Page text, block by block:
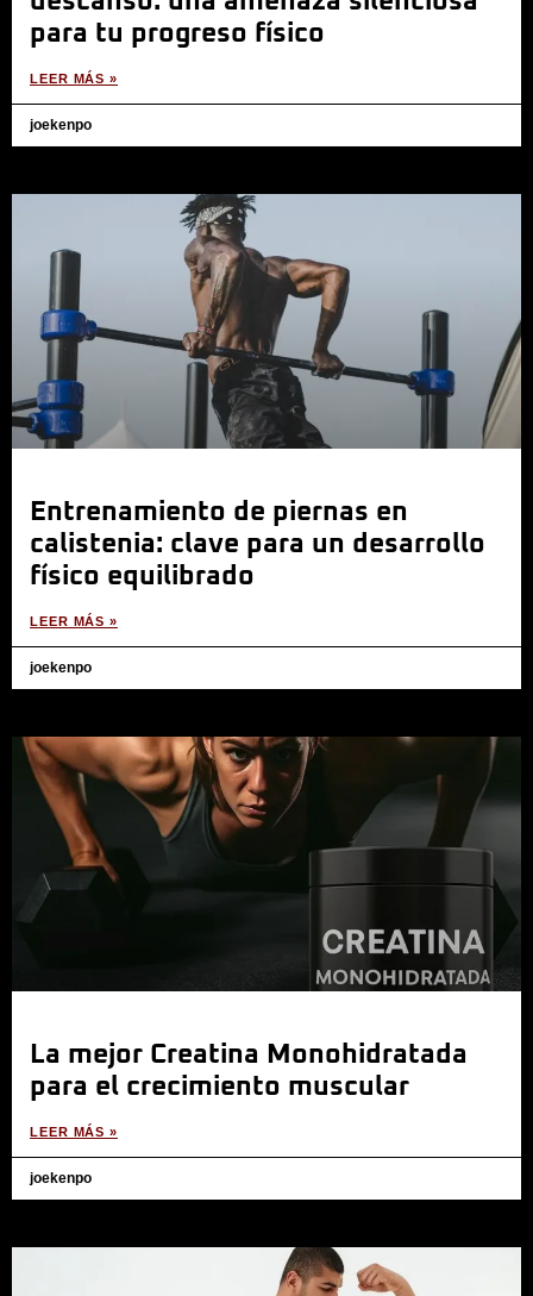
para tu progreso físico
LEER MÁS »
joekenpo
Entrenamiento de piernas en
calistenia: clave para un desarrollo
físico equilibrado
LEER MÁS »
joekenpo
La mejor Creatina Monohidratada
para el crecimiento muscular
LEER MÁS »
joekenpo